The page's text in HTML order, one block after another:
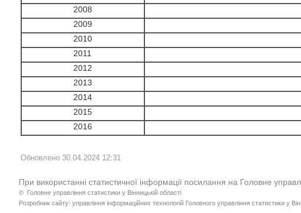
2008
2009
2010
2011
2012
2013
2014
2015
2016
Обновлено 30.04.2024 12:31
При використанні статистичної інформації посилання на Головне
© Головне управління статистики у Вінницькій області
Розробник сайту: управління інформаційних технологій Головного управління статистики у